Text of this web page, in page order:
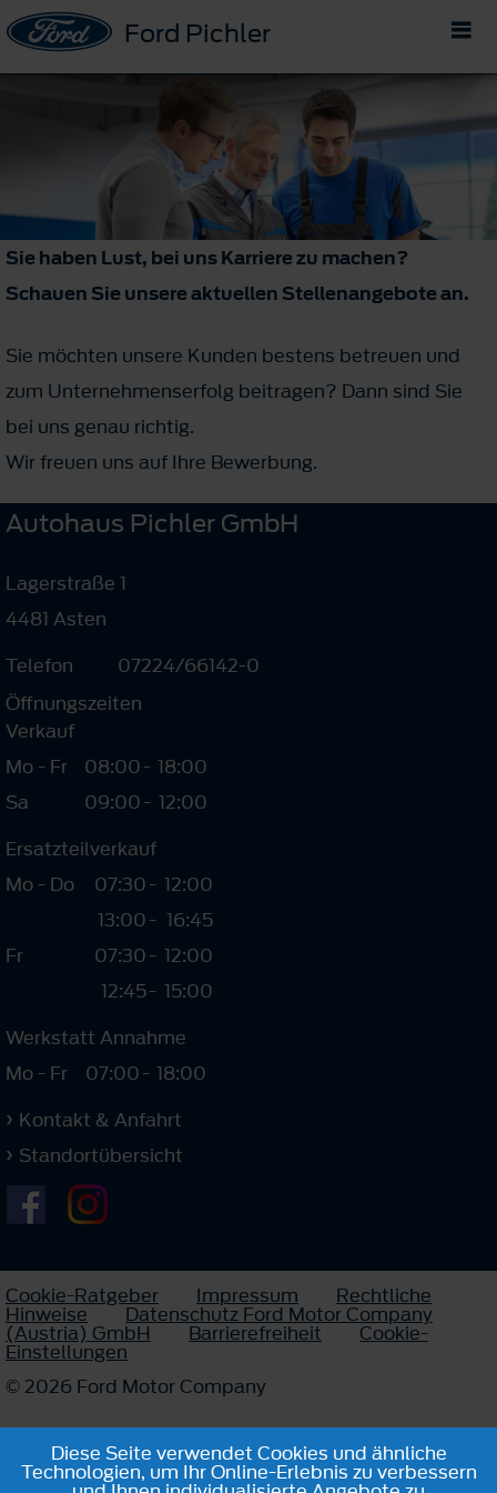
Ford Pichler
Sie haben Lust, bei uns Karriere zu machen?
Schauen Sie unsere aktuellen Stellenangebote an.
Sie möchten unsere Kunden bestens betreuen und
zum Unternehmenserfolg beitragen? Dann sind Sie
bei uns genau richtig.
Wir freuen uns auf Ihre Bewerbung.
Autohaus Pichler GmbH
Lagerstraße 1
4481 Asten
Telefon
07224/66142-0
Öffnungszeiten
Verkauf
Mo - Fr
08:00- 18:00
Sa
09:00- 12:00
Ersatzteilverkauf
Mo - Do
07:30
13:00
-
-
12:00
16:45
Fr
07:30
12:45
-
-
12:00
15:00
Werkstatt Annahme
Mo - Fr
07:00- 18:00
Kontakt & Anfahrt
Standortübersicht
Cookie-Ratgeber Impressum Rechtliche
Hinweise Datenschutz Ford Motor Company
(Austria) GmbH Barrierefreiheit Cookie-
Einstellungen
© 2026 Ford Motor Company
Diese Seite verwendet Cookies und ähnliche
Technologien, um Ihr Online-Erlebnis zu verbessern